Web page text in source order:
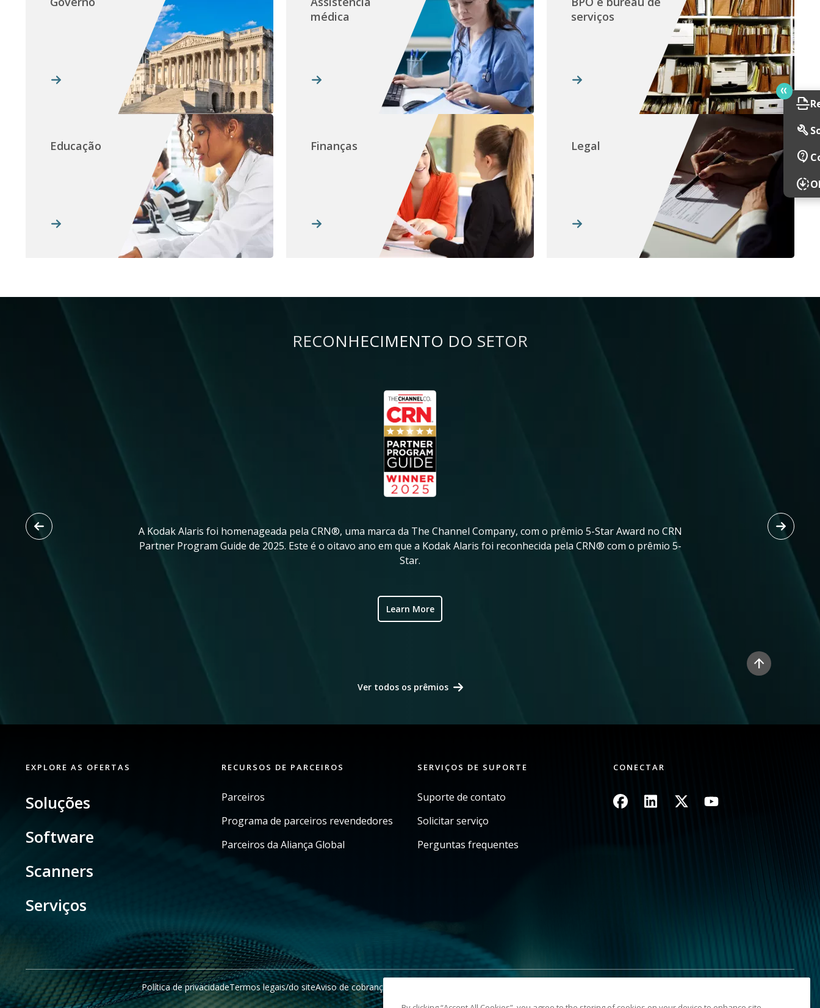
médica
serviços
Educação Finanças Legal
RECONHECIMENTO DO SETOR
A Kodak Alaris foi homenageada pela CRN®, uma marca da The Channel Company, com o prêmio 5-Star Award no CRN
Partner Program Guide de 2025. Este é o oitavo ano em que a Kodak Alaris foi reconhecida pela CRN® com o prêmio 5-
Star.
Learn More
Ver todos os prêmios
scan
build
contact_support
downloading
EXPLORE AS OFERTAS
Soluções
Software
Scanners
Serviços
RECURSOS DE PARCEIROS
Parceiros
Programa de parceiros revendedores
Parceiros da Aliança Global
SERVIÇOS DE SUPORTE
Suporte de contato
Solicitar serviço
Perguntas frequentes
CONECTAR
ImagemImagemImagemImagem
Política de privacidadeTermos legais/do siteAviso de cobrança da Califórnia